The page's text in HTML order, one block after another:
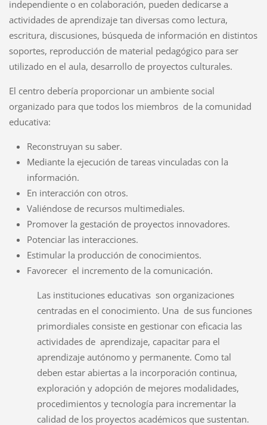
independiente o en colaboración, pueden dedicarse a
actividades de aprendizaje tan diversas como lectura,
escritura, discusiones, búsqueda de información en distintos
soportes, reproducción de material pedagógico para ser
utilizado en el aula, desarrollo de proyectos culturales.
El centro debería proporcionar un ambiente social
organizado para que todos los miembros de la comunidad
educativa:
Reconstruyan su saber.
Mediante la ejecución de tareas vinculadas con la
información.
En interacción con otros.
Valiéndose de recursos multimediales.
Promover la gestación de proyectos innovadores.
Potenciar las interacciones.
Estimular la producción de conocimientos.
Favorecer el incremento de la comunicación.
Las instituciones educativas son organizaciones
centradas en el conocimiento. Una de sus funciones
primordiales consiste en gestionar con eficacia las
actividades de aprendizaje, capacitar para el
aprendizaje autónomo y permanente. Como tal
deben estar abiertas a la incorporación continua,
exploración y adopción de mejores modalidades,
procedimientos y tecnología para incrementar la
calidad de los proyectos académicos que sustentan.